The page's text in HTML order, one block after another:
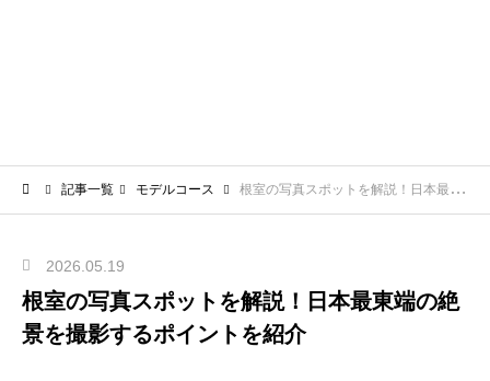
記事一覧 モデルコース 根室の写真スポットを解説！日本最東端の絶景を撮影するポイントを紹介
2026.05.19
根室の写真スポットを解説！日本最東端の絶
景を撮影するポイントを紹介